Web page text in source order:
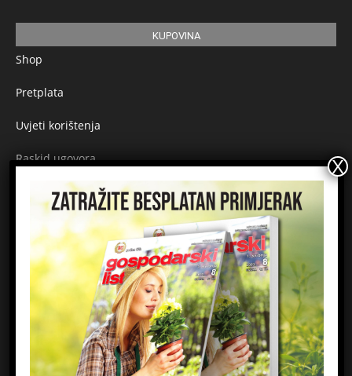
KUPOVINA
Shop
Pretplata
Uvjeti korištenja
Raskid ugovora
Načini plaćanja
Sigurnost plaćanja
Prijavite se na newsletter
Email